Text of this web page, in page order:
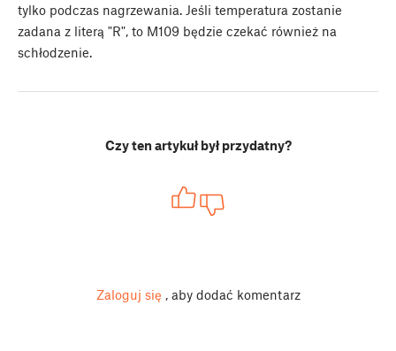
tylko podczas nagrzewania. Jeśli temperatura zostanie
zadana z literą "R", to M109 będzie czekać również na
schłodzenie.
Czy ten artykuł był przydatny?
Zaloguj się , aby dodać komentarz